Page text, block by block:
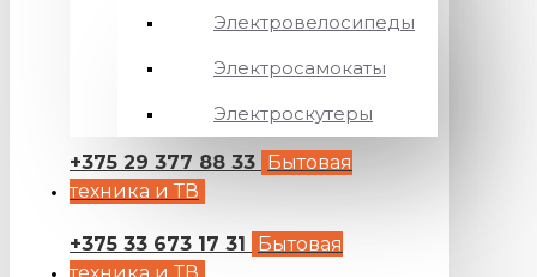
Электровелосипеды
Электросамокаты
Электроскутеры
+375 29 377 88 33 Бытовая
техника и ТВ
+375 33 673 17 31
Бытовая